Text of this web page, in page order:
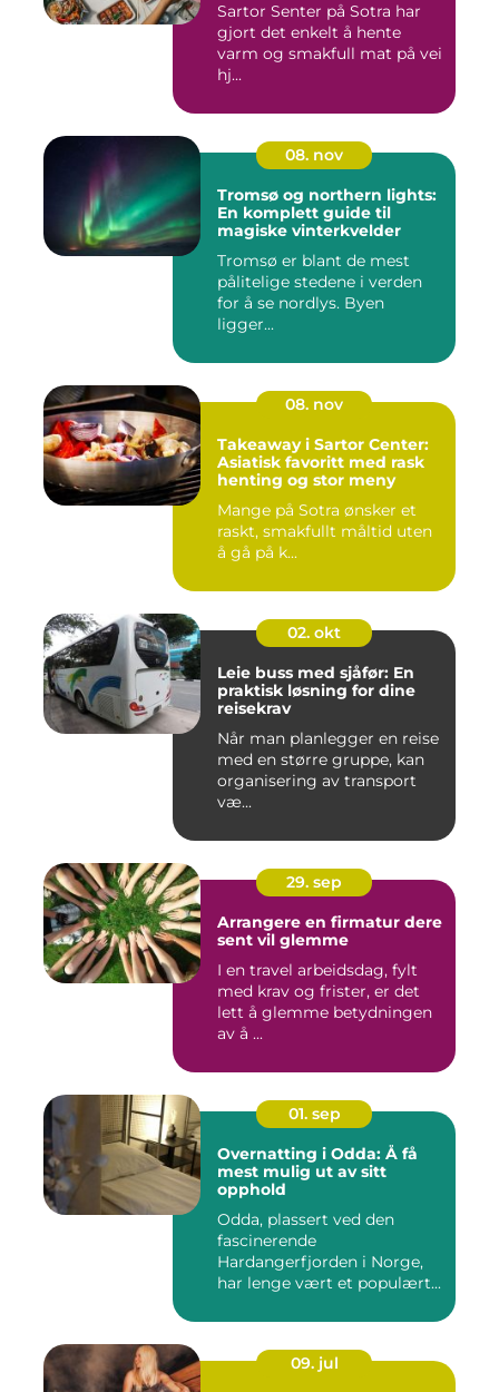
Sartor Senter på Sotra har
gjort det enkelt å hente
varm og smakfull mat på vei
hj...
08. nov
Tromsø og northern lights:
En komplett guide til
magiske vinterkvelder
Tromsø er blant de mest
pålitelige stedene i verden
for å se nordlys. Byen
ligger...
08. nov
Takeaway i Sartor Center:
Asiatisk favoritt med rask
henting og stor meny
Mange på Sotra ønsker et
raskt, smakfullt måltid uten
å gå på k...
02. okt
Leie buss med sjåfør: En
praktisk løsning for dine
reisekrav
Når man planlegger en reise
med en større gruppe, kan
organisering av transport
væ...
29. sep
Arrangere en firmatur dere
sent vil glemme
I en travel arbeidsdag, fylt
med krav og frister, er det
lett å glemme betydningen
av å ...
01. sep
Overnatting i Odda: Å få
mest mulig ut av sitt
opphold
Odda, plassert ved den
fascinerende
Hardangerfjorden i Norge,
har lenge vært et populært...
09. jul